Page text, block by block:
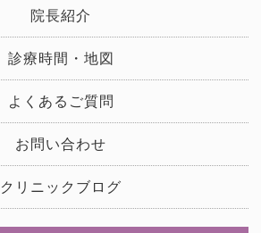
院長紹介
診療時間・地図
よくあるご質問
お問い合わせ
クリニックブログ